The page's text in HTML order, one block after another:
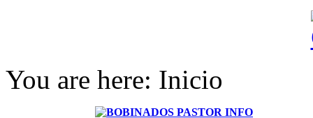
You are here: Inicio